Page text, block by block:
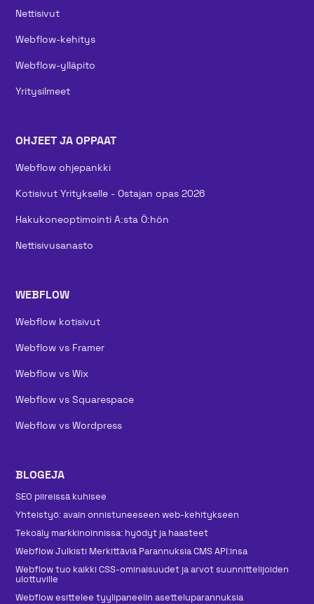
Nettisivut
Webflow-kehitys
Webflow-ylläpito
Yritysilmeet
OHJEET JA OPPAAT
Webflow ohjepankki
Kotisivut Yritykselle - Ostajan opas 2026
Hakukoneoptimointi A:sta Ö:hön
Nettisivusanasto
WEBFLOW
Webflow kotisivut
Webflow vs Framer
Webflow vs Wix
Webflow vs Squarespace
Webflow vs Wordpress
BLOGEJA
SEO piireissä kuhisee
Yhteistyö: avain onnistuneeseen web-kehitykseen
Tekoäly markkinoinnissa: hyödyt ja haasteet
Webflow Julkisti Merkittäviä Parannuksia CMS API:insa
Webflow tuo kaikki CSS-ominaisuudet ja arvot suunnittelijoiden
ulottuville
Webflow esittelee tyylipaneelin asetteluparannuksia